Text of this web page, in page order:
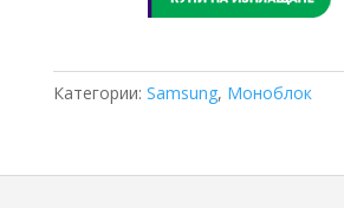
AE120RXYDGG/EU
12
КВ
Категории:Samsung, Моноблок